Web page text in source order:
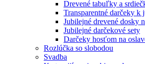
Drevené tabuľky a
Transparentné darčeky k
Jubilejné drevené dosky
Jubilejné darčekové sety
Darčeky hosťom na
Rozlúčka so slobodou
Svadba